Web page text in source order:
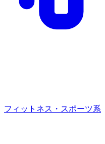
フィットネス・スポーツ系